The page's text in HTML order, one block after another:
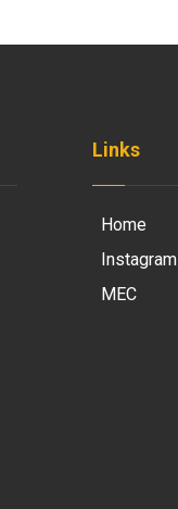
Links
Home
Instagram
MEC